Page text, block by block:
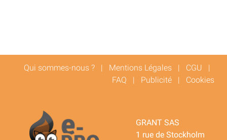
Qui sommes-nous ? | Mentions Légales | CGU |
FAQ | Publicité | Cookies
GRANT SAS
1 rue de Stockholm